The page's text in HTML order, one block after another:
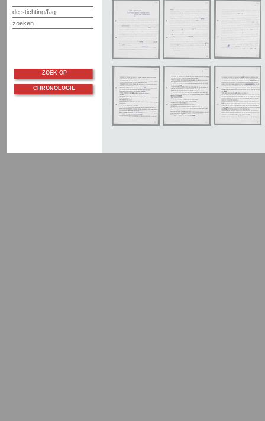
de stichting/faq
zoeken
ZOEK OP
CHRONOLOGIE